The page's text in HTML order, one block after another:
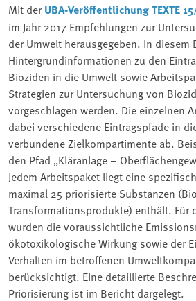
Mit derUBA-Veröffentlichung TEXTE
im Jahr 2017 Empfehlungen zur
der Umwelt herausgegeben. In diesem
Hintergrundinformationen zu den
Bioziden in die Umwelt sowie
Strategien zur Untersuchung von
vorgeschlagen werden. Die einzelnen
dabei verschiedene Eintragspfade in
verbundene Zielkompartimente ab.
den Pfad „Kläranlage –
Jedem Arbeitspaket liegt eine
maximal 25 priorisierte Substanzen
Transformationsprodukte) enthält. Für
wurden die voraussichtliche
ökotoxikologische Wirkung sowie der
Verhalten im betroffenen
berücksichtigt. Eine detaillierte
Priorisierung ist im Bericht dargelegt.